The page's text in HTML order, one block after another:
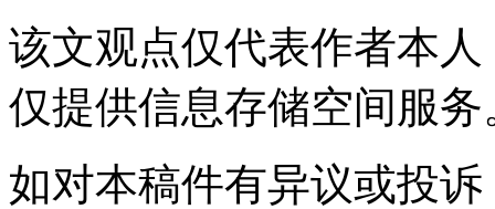
该文观点仅代表作者本
仅提供信息存储空间服务
如对本稿件有异议或投诉